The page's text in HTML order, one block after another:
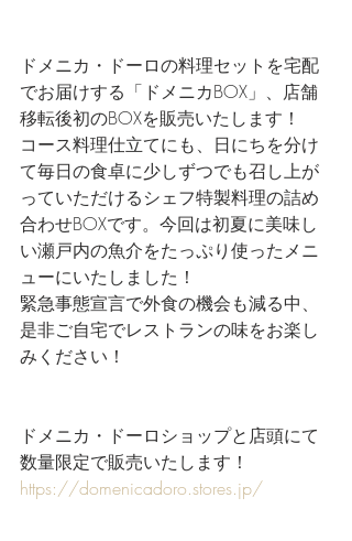
ドメニカ・ドーロの料理セットを宅配
でお届けする「ドメニカBOX」、店舗
移転後初のBOXを販売いたします！
コース料理仕立てにも、日にちを分け
て毎日の食卓に少しずつでも召し上が
っていただけるシェフ特製料理の詰め
合わせBOXです。今回は初夏に美味し
い瀬戸内の魚介をたっぷり使ったメニ
ューにいたしました！
緊急事態宣言で外食の機会も減る中、
是非ご自宅でレストランの味をお楽し
みください！
ドメニカ・ドーロショップと店頭にて
数量限定で販売いたします！
https://domenicadoro.stores.jp/